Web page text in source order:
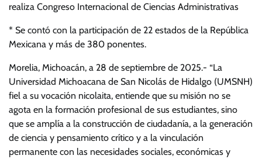
realiza Congreso Internacional de Ciencias Administrativas
* Se contó con la participación de 22 estados de la República
Mexicana y más de 380 ponentes.
Morelia, Michoacán, a 28 de septiembre de 2025.- “La
Universidad Michoacana de San Nicolás de Hidalgo (UMSNH)
fiel a su vocación nicolaita, entiende que su misión no se
agota en la formación profesional de sus estudiantes, sino
que se amplía a la construcción de ciudadanía, a la generación
de ciencia y pensamiento crítico y a la vinculación
permanente con las necesidades sociales, económicas y